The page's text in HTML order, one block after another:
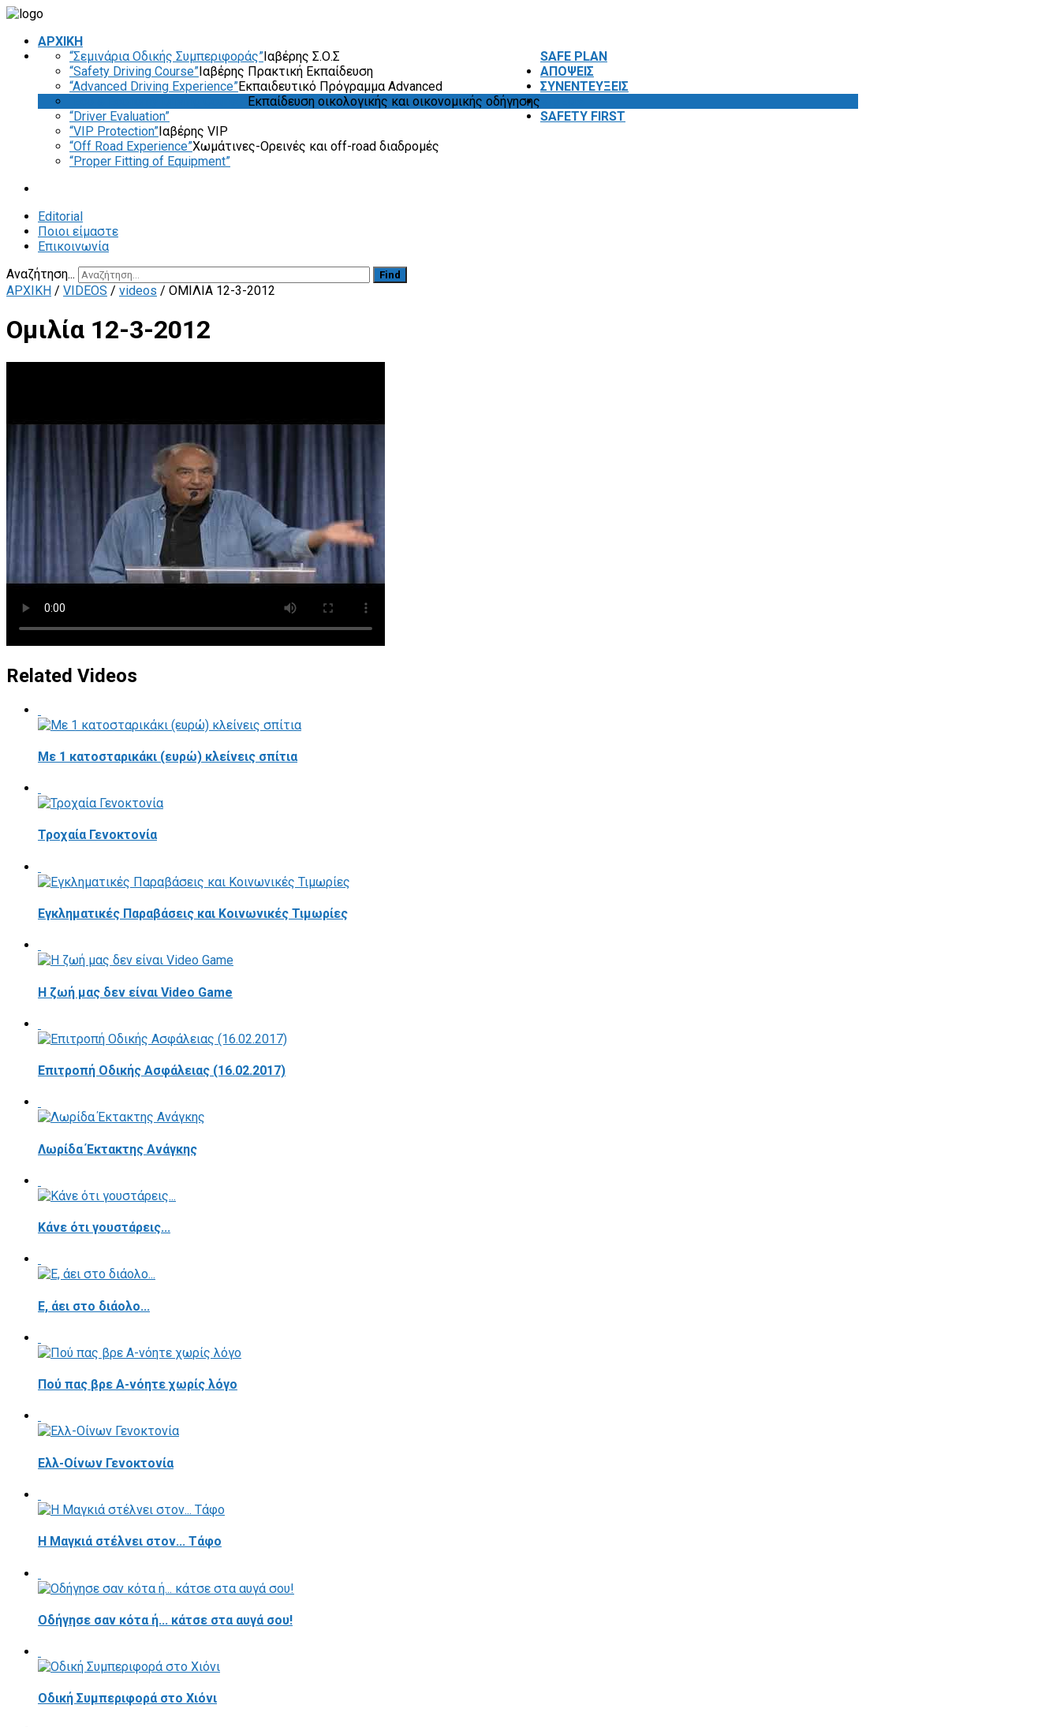
ΑΡΧΙΚΗ
SAFE PLAN
“Σεμινάρια Οδικής Συμπεριφοράς”Ιαβέρης Σ.Ο.Σ
“Safety Driving Course”Ιαβέρης Πρακτική Εκπαίδευση
“Advanced Driving Experience”Εκπαιδευτικό Πρόγραμμα Advanced
Εκπαίδευση οικολογικής και οικονομικής οδήγησης
“Driver Evaluation”
“VIP Protection”Ιαβέρης VIP
“Off Road Experience”Χωμάτινες-Ορεινές και off-road διαδρομές
“Proper Fitting of Equipment”
ΑΠΟΨΕΙΣ
ΣΥΝΕΝΤΕΥΞΕΙΣ
SAFETY FIRST
Editorial
Ποιοι είμαστε
Επικοινωνία
Αναζήτηση...
Find
ΑΡΧΙΚΗ / VIDEOS / videos / ΟΜΙΛΊΑ 12-3-2012
Ομιλία 12-3-2012
Related Videos
Με 1 κατοσταρικάκι (ευρώ) κλείνεις σπίτια
Τροχαία Γενοκτονία
Εγκληματικές Παραβάσεις και Κοινωνικές Τιμωρίες
Η ζωή μας δεν είναι Video Game
Επιτροπή Οδικής Ασφάλειας (16.02.2017)
Λωρίδα Έκτακτης Ανάγκης
Κάνε ότι γουστάρεις...
E, άει στο διάολο...
Πού πας βρε Α-νόητε χωρίς λόγο
Ελλ-Οίνων Γενοκτονία
H Μαγκιά στέλνει στον... Τάφο
Οδήγησε σαν κότα ή... κάτσε στα αυγά σου!
Οδική Συμπεριφορά στο Χιόνι